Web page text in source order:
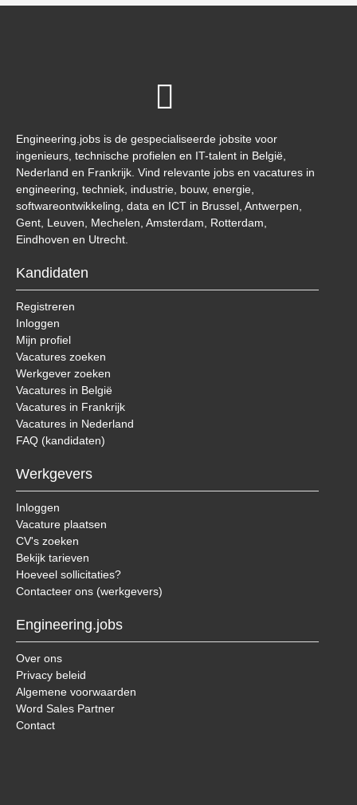
Engineering.jobs is de gespecialiseerde jobsite voor
ingenieurs, technische profielen en IT-talent in België,
Nederland en Frankrijk. Vind relevante jobs en vacatures in
engineering, techniek, industrie, bouw, energie,
softwareontwikkeling, data en ICT in Brussel, Antwerpen,
Gent, Leuven, Mechelen, Amsterdam, Rotterdam,
Eindhoven en Utrecht.
Kandidaten
Registreren
Inloggen
Mijn profiel
Vacatures zoeken
Werkgever zoeken
Vacatures in België
Vacatures in Frankrijk
Vacatures in Nederland
FAQ (kandidaten)
Werkgevers
Inloggen
Vacature plaatsen
CV's zoeken
Bekijk tarieven
Hoeveel sollicitaties?
Contacteer ons (werkgevers)
Engineering.jobs
Over ons
Privacy beleid
Algemene voorwaarden
Word Sales Partner
Contact